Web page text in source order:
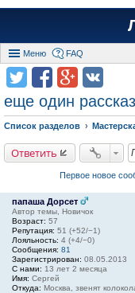
Меню FAQ
еще один
Список разделов
Ответить
Первое новое
папаша Дорсет
Автор темы, Новичок
Возраст: 57
Репутация: 51 (+52/−1)
Лояльность: 4 (+4/−0)
Сообщения: 81
Зарегистрирован: 08.05.2013
С нами: 13 лет 2 месяца
Имя: Сергей
Откуда: Москва, звенят